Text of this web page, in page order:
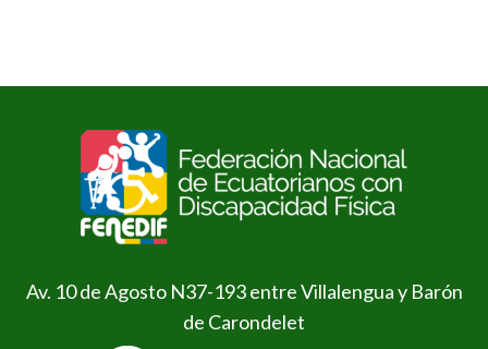
Av. 10 de Agosto N37-193 entre Villalengua y Barón
de Carondelet